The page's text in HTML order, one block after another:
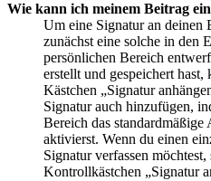
Wie kann ich meinem Beitrag
Um eine Signatur an deinen
zunächst eine solche in den
persönlichen Bereich
erstellt und gespeichert
Kästchen „Signatur
Signatur auch hinzufügen,
Bereich das
aktivierst. Wenn du einen
Signatur verfassen
Kontrollkästchen „Signatur